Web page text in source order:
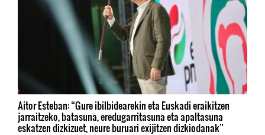
Aitor Esteban: “Gure ibilbidearekin eta Euskadi eraikitzen
jarraitzeko, batasuna, eredugarritasuna eta apaltasuna
eskatzen dizkizuet, neure buruari exijitzen dizkiodanak”